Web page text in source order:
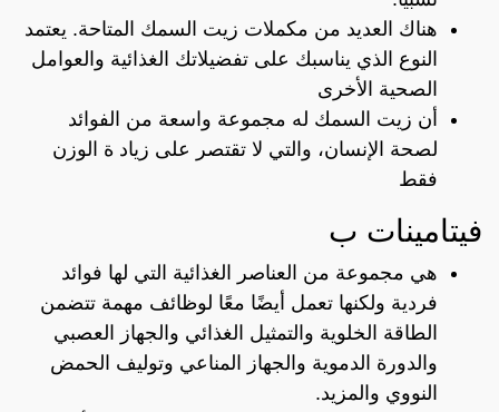
هناك العديد من مكملات زيت السمك المتاحة. يعتمد
النوع الذي يناسبك على تفضيلاتك الغذائية والعوامل
الصحية الأخرى
أن زيت السمك له مجموعة واسعة من الفوائد
لصحة الإنسان، والتي لا تقتصر على زياد ة الوزن
فقط
فيتامينات ب
هي مجموعة من العناصر الغذائية التي لها فوائد
فردية ولكنها تعمل أيضًا معًا لوظائف مهمة تتضمن
الطاقة الخلوية والتمثيل الغذائي والجهاز العصبي
والدورة الدموية والجهاز المناعي وتوليف الحمض
النووي والمزيد.